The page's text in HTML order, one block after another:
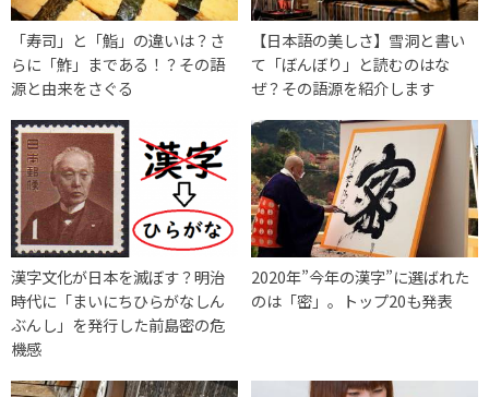
「寿司」と「鮨」の違いは？さ
らに「鮓」まである！？その語
源と由来をさぐる
【日本語の美しさ】雪洞と書い
て「ぼんぼり」と読むのはな
ぜ？その語源を紹介します
漢字文化が日本を滅ぼす？明治
時代に「まいにちひらがなしん
ぶんし」を発行した前島密の危
機感
2020年”今年の漢字”に選ばれた
のは「密」。トップ20も発表